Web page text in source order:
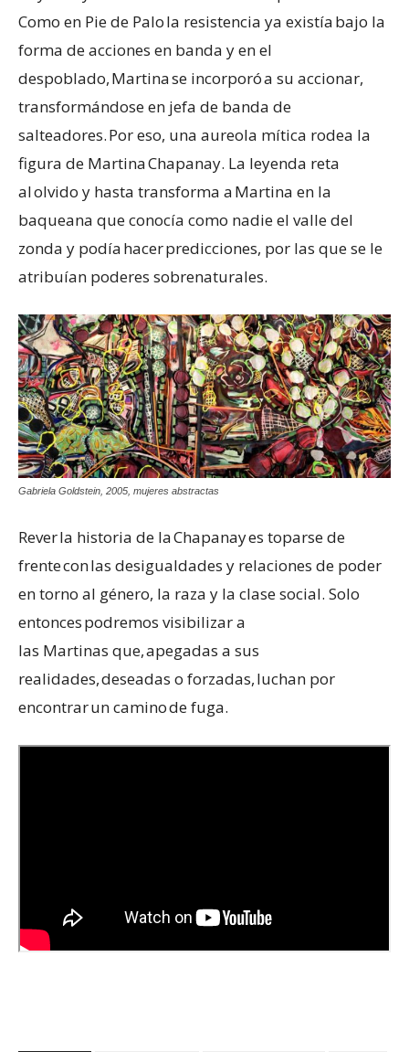
Como en Pie de Palo la resistencia ya existía bajo la
forma de acciones en banda y en el
despoblado, Martina se incorporó a su accionar,
transformándose en jefa de banda de
salteadores. Por eso, una aureola mítica rodea la
figura de Martina Chapanay. La leyenda reta
al olvido y hasta transforma a Martina en la
baqueana que conocía como nadie el valle del
zonda y podía hacer predicciones, por las que se le
atribuían poderes sobrenaturales.
Gabriela Goldstein, 2005, mujeres abstractas
Rever la historia de la Chapanay es toparse de
frente con las desigualdades y relaciones de poder
en torno al género, la raza y la clase social. Solo
entonces podremos visibilizar a
las Martinas que, apegadas a sus
realidades, deseadas o forzadas, luchan por
encontrar un camino de fuga.